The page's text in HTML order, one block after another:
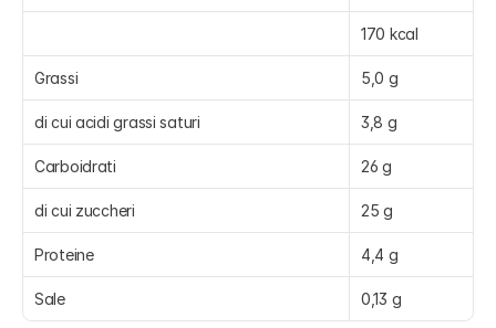
170 kcal
Grassi 5,0 g
di cui acidi grassi saturi 3,8 g
Carboidrati 26 g
di cui zuccheri 25 g
Proteine 4,4 g
Sale 0,13 g